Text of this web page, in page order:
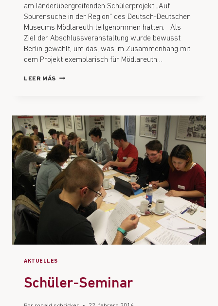
am länderübergreifenden Schülerprojekt „Auf
Spurensuche in der Region“ des Deutsch-Deutschen
Museums Mödlareuth teilgenommen hatten. Als
Ziel der Abschlussveranstaltung wurde bewusst
Berlin gewählt, um das, was im Zusammenhang mit
dem Projekt exemplarisch für Mödlareuth…
LEER MÁS
AKTUELLES
Schüler-Seminar